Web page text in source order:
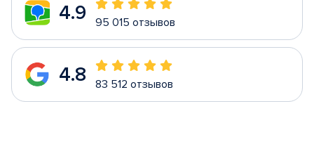
4.9 95 015 отзывов
4.8 83 512 отзывов